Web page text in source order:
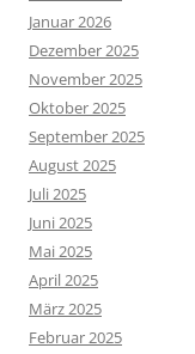
Januar 2026
Dezember 2025
November 2025
Oktober 2025
September 2025
August 2025
Juli 2025
Juni 2025
Mai 2025
April 2025
März 2025
Februar 2025